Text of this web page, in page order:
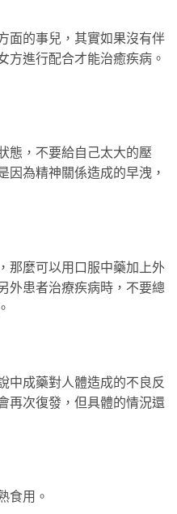
的事兒，其實如果沒有伴
方進行配合才能治癒疾病。
，不要給自己太大的壓
因為精神關係造成的早洩，
麼可以用口服中藥加上外
外患者治療疾病時，不要總
成藥對人體造成的不良反
再次復發，但具體的情況還
食用。